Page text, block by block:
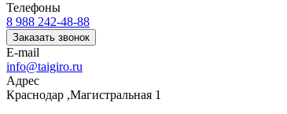
Телефоны
8 988 242-48-88
Заказать звонок
E-mail
info@taigiro.ru
Адрес
Краснодар ,Магистральная 1